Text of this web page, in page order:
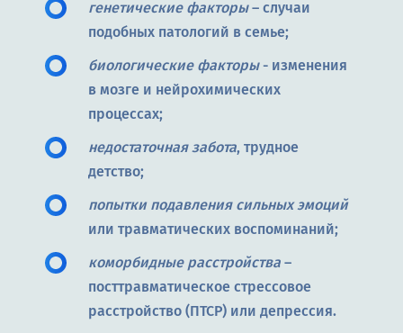
генетические факторы– случаи
подобных патологий в семье;
биологические факторы- изменения
в мозге и нейрохимических
процессах;
недостаточная забота, трудное
детство;
попытки подавления сильных эмоций
или травматических воспоминаний;
коморбидные расстройства –
посттравматическое стрессовое
расстройство (ПТСР) или депрессия.